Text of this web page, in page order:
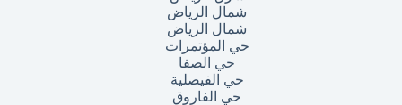
شمال الرياض
شمال الرياض
حي المؤتمرات
حي الصفا
حي الفيصلية
حي الفاروق